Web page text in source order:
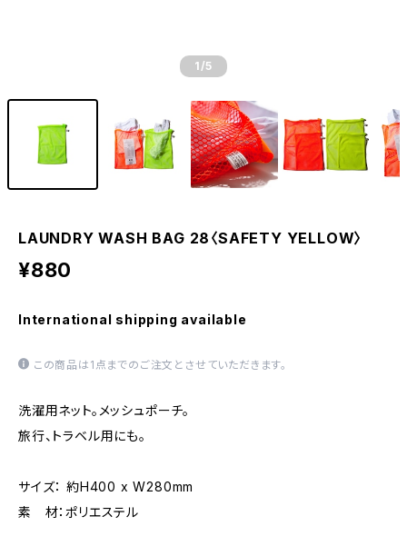
1 /5
LAUNDRY WASH BAG 28〈SAFETY YELLOW〉
¥880
International shipping available
この商品は1点までのご注文とさせていただきます。
洗濯用ネット。メッシュポーチ。
旅行、トラベル用にも。
サイズ： 約H400 x W280mm
素 材：ポリエステル